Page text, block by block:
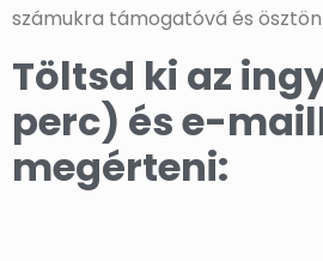
számukra támogatóvá és
Töltsd ki az
perc) és e-
megérteni: